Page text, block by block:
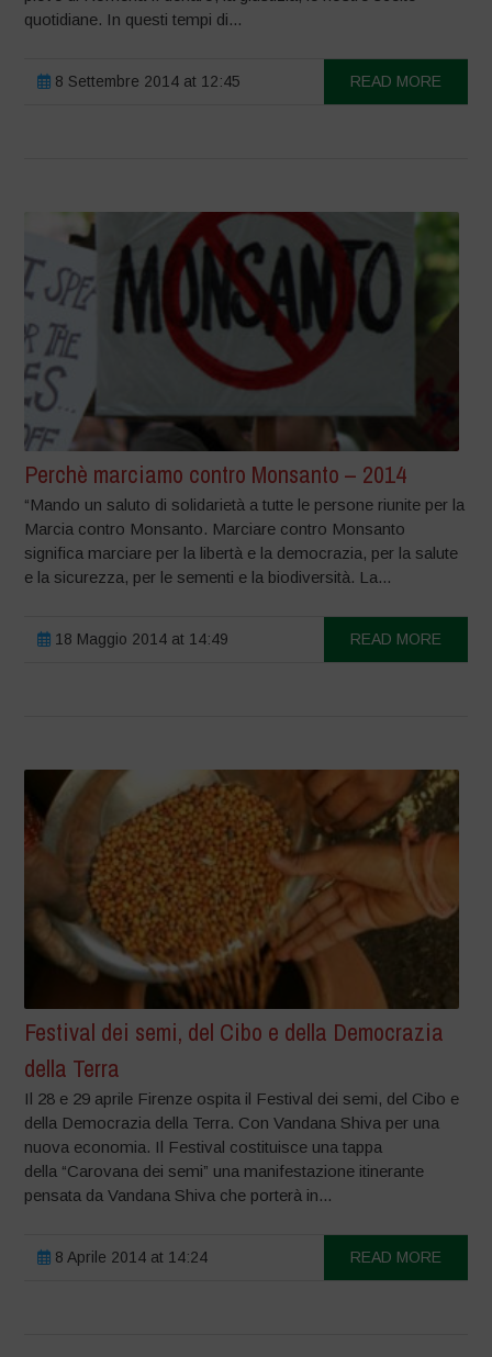
quotidiane. In questi tempi di...
8 Settembre 2014 at 12:45 READ MORE
Perchè marciamo contro Monsanto – 2014
“Mando un saluto di solidarietà a tutte le persone riunite per la
Marcia contro Monsanto. Marciare contro Monsanto
significa marciare per la libertà e la democrazia, per la salute
e la sicurezza, per le sementi e la biodiversità. La...
18 Maggio 2014 at 14:49 READ MORE
Festival dei semi, del Cibo e della Democrazia
della Terra
Il 28 e 29 aprile Firenze ospita il Festival dei semi, del Cibo e
della Democrazia della Terra. Con Vandana Shiva per una
nuova economia. Il Festival costituisce una tappa
della “Carovana dei semi” una manifestazione itinerante
pensata da Vandana Shiva che porterà in...
8 Aprile 2014 at 14:24 READ MORE